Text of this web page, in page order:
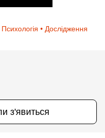
• Дослідження
з'явиться